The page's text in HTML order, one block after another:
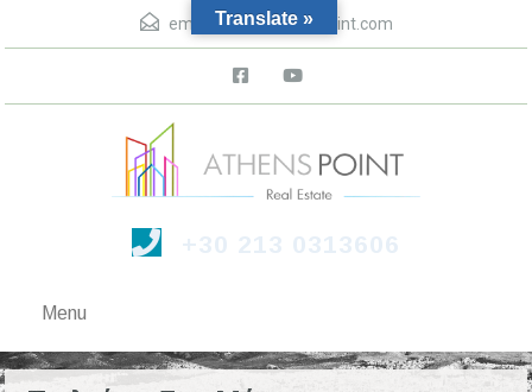
email :info@athenspoint.com
+30 213 0313606
Menu
Translate »